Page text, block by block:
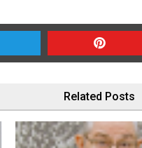
Related Posts